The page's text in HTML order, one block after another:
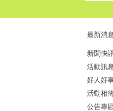
最新消息
新聞快
活動訊息
好人好
活動相
公告專